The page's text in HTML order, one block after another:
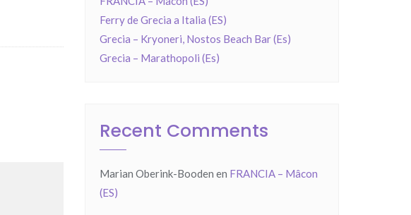
Ferry de Grecia a Italia (ES)
Grecia – Kryoneri, Nostos Beach Bar (Es)
Grecia – Marathopoli (Es)
Recent Comments
Marian Oberink-Booden en FRANCIA – Mâcon
(ES)